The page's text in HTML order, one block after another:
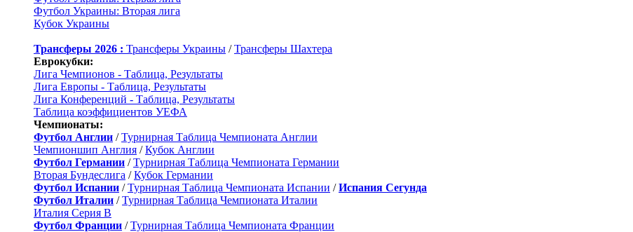
Футбол Украины: Вторая лига
Кубок Украины
Трансферы 2026 : Трансферы Украины /Трансферы Шахтера
Еврокубки:
Лига Чемпионов - Таблица, Результаты
Лига Европы - Таблица, Результаты
Лига Конференций - Таблица, Результаты
Таблица коэффициентов УЕФА
Чемпионаты:
Футбол Англии /Турнирная Таблица Чемпионата Англии
Чемпионшип Англия /Кубок Англии
Футбол Германии /Турнирная Таблица Чемпионата Германии
Вторая Бундеслига /Кубок Германии
Футбол Испании /Турнирная Таблица Чемпионата Испании /Испания Сегунда
Футбол Италии /Турнирная Таблица Чемпионата Италии
Италия Серия B
Футбол Франции /Турнирная Таблица Чемпионата Франции